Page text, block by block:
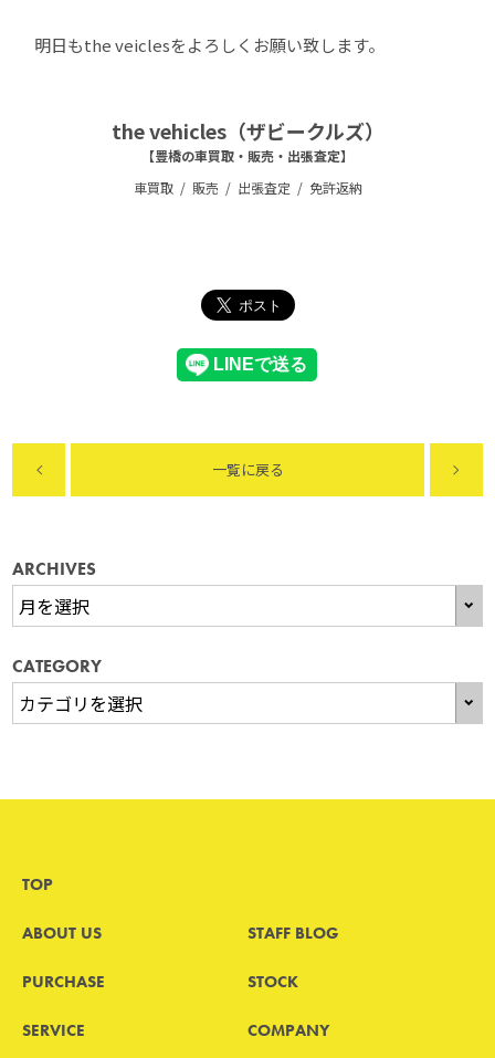
明日もthe veiclesをよろしくお願い致します。
the vehicles（ザビークルズ）
【豊橋の車買取・販売・出張査定】
車買取
販売 出張査定 免許返納
一覧に戻る
ARCHIVES
CATEGORY
TOP
ABOUT US STAFF BLOG
PURCHASE STOCK
SERVICE COMPANY